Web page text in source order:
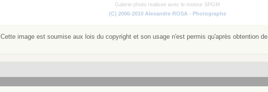
Galerie photo realisee avec le moteur SPGM
(C) 2006-2010 Alexandre ROSA - Photographe
Cette image est soumise aux lois du copyright et son usage n'est permis qu'après obtention de